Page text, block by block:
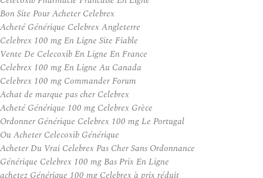
Bon Site Pour Acheter Celebrex
Acheté Générique Celebrex Angleterre
Celebrex 100 mg En Ligne Site Fiable
Vente De Celecoxib En Ligne En France
Celebrex 100 mg En Ligne Au Canada
Celebrex 100 mg Commander Forum
Achat de marque pas cher Celebrex
Acheté Générique 100 mg Celebrex Grèce
Ordonner Générique Celebrex 100 mg Le Portugal
Ou Acheter Celecoxib Générique
Acheter Du Vrai Celebrex Pas Cher Sans Ordonnance
Générique Celebrex 100 mg Bas Prix En Ligne